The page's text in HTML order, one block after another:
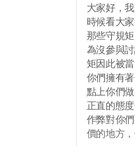
大家好，
時候看大
那些守規
為沒參與
矩因此被
你們擁有
點上你們
正直的態
作弊對你
價的地方